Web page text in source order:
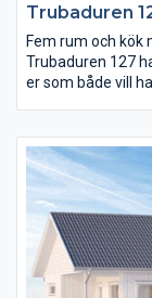
Trubaduren
Fem rum och kök
Trubaduren 127
er som både vill
från de andra och
finns två sovrum,
anslutning till
framsidan av
snedtak och de